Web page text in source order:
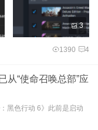
3
1390 4
从“使命召唤总部”应
黑色行动 6》此前是启动